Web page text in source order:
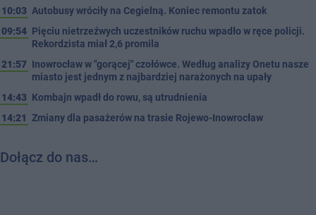
10:03 Autobusy wróciły na Cegielną. Koniec remontu zatok
09:54 Pięciu nietrzeźwych uczestników ruchu wpadło w ręce policji.
Rekordzista miał 2,6 promila
21:57 Inowrocław w "gorącej" czołówce. Według analizy Onetu nasze
miasto jest jednym z najbardziej narażonych na upały
14:43 Kombajn wpadł do rowu, są utrudnienia
14:21 Zmiany dla pasażerów na trasie Rojewo-Inowrocław
Dołącz do nas…